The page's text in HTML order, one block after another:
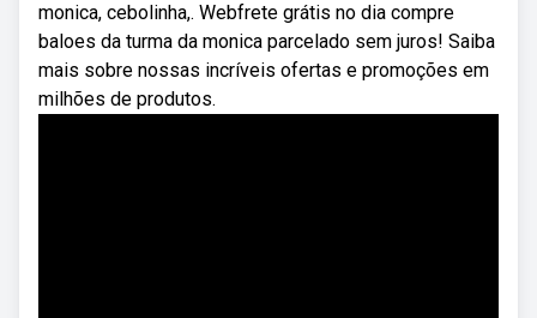
monica, cebolinha,. Webfrete grátis no dia compre
baloes da turma da monica parcelado sem juros! Saiba
mais sobre nossas incríveis ofertas e promoções em
milhões de produtos.